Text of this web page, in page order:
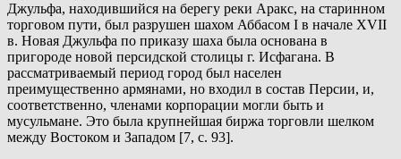
Джульфа, находившийся на берегу реки Аракс, на старинном
торговом пути, был разрушен шахом Аббасом I в начале XVII
в. Новая Джульфа по приказу шаха была основана в
пригороде новой персидской столицы г. Исфагана. В
рассматриваемый период город был населен
преимущественно армянами, но входил в состав Персии, и,
соответственно, членами корпорации могли быть и
мусульмане. Это была крупнейшая биржа торговли шелком
между Востоком и Западом [7, с. 93].